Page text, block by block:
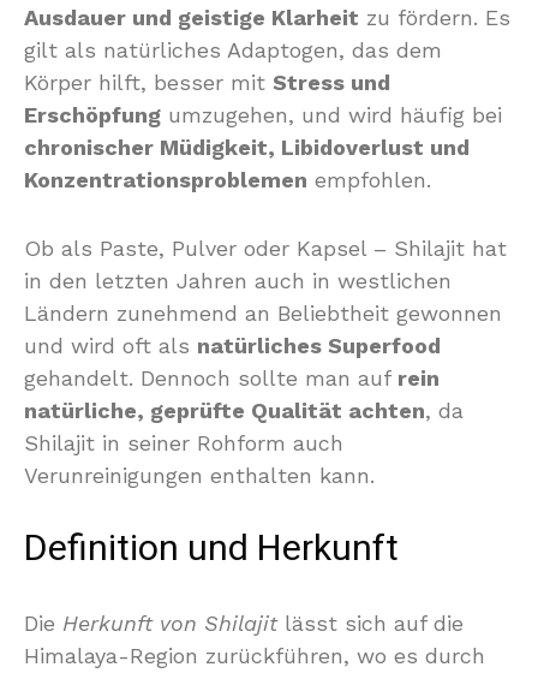
Ausdauer und geistige Klarheit zu fördern. Es
gilt als natürliches Adaptogen, das dem
Körper hilft, besser mit Stress und
Erschöpfung umzugehen, und wird häufig bei
chronischer Müdigkeit, Libidoverlust und
Konzentrationsproblemen empfohlen.
Ob als Paste, Pulver oder Kapsel – Shilajit hat
in den letzten Jahren auch in westlichen
Ländern zunehmend an Beliebtheit gewonnen
und wird oft als natürliches Superfood
gehandelt. Dennoch sollte man auf rein
natürliche, geprüfte Qualität achten, da
Shilajit in seiner Rohform auch
Verunreinigungen enthalten kann.
Definition und Herkunft
Die Herkunft von Shilajitlässt sich auf die
Himalaya-Region zurückführen, wo es durch